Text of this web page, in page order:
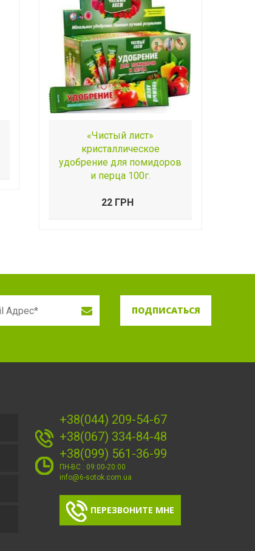
«Чистый лист»
кристаллическое
удобрение для помидоров
и перца 100г.
22 ГРН
ПОДПИСАТЬСЯ
+38(044) 209-54-67
+38(067) 334-84-48
+38(099) 561-36-99
ПН-ВС : 09:00-20:00
info@6-sotok.com.ua
ПЕРЕЗВОНИТЕ МНЕ